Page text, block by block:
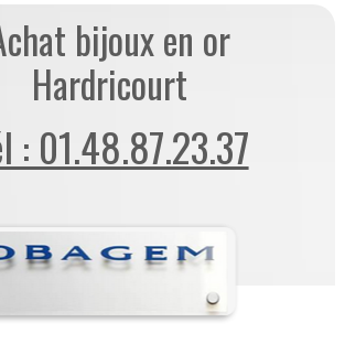
bijoux en or
Hardricourt
: 01.48.87.23.37